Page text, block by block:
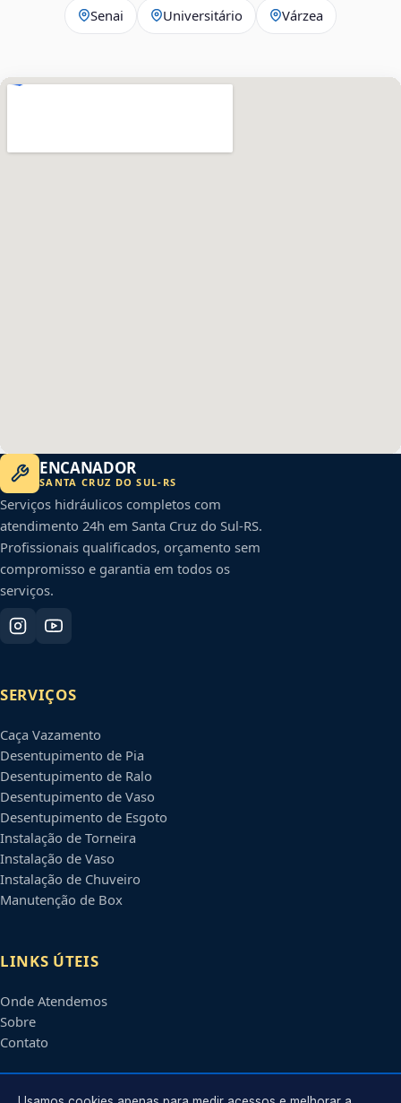
Senai Universitário Várzea
ENCANADOR
SANTA CRUZ DO SUL- RS
Serviços hidráulicos completos com
atendimento 24h em Santa Cruz do Sul-RS.
Profissionais qualificados, orçamento sem
compromisso e garantia em todos os
serviços.
SERVIÇOS
Caça Vazamento
Desentupimento de Pia
Desentupimento de Ralo
Desentupimento de Vaso
Desentupimento de Esgoto
Instalação de Torneira
Instalação de Vaso
Instalação de Chuveiro
Manutenção de Box
LINKS ÚTEIS
Onde Atendemos
Sobre
Contato